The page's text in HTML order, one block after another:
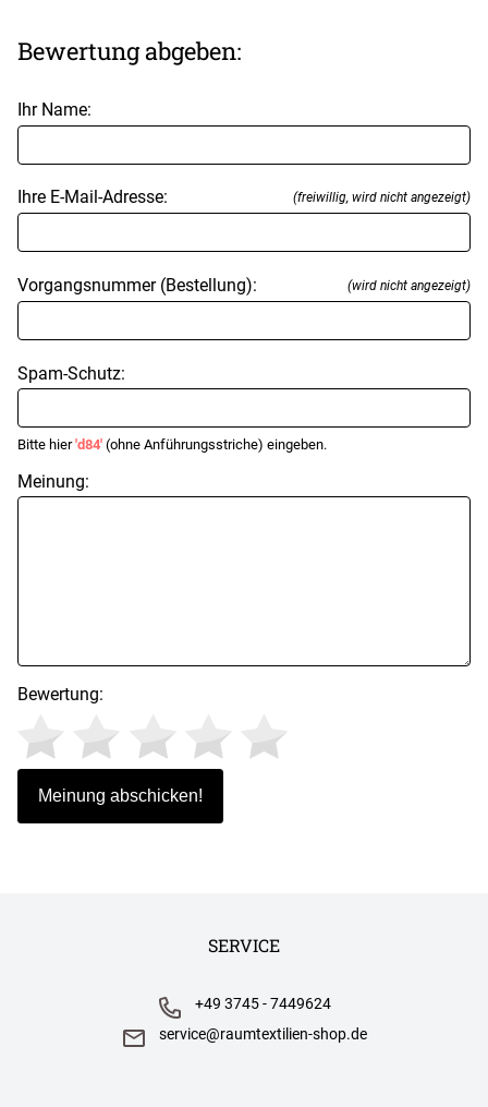
Bewertung abgeben:
Ihr Name:
Ihre E-Mail-Adresse: (freiwillig, wird nicht angezeigt)
Vorgangsnummer (Bestellung): (wird nicht angezeigt)
Spam-Schutz:
Bitte hier'd84' (ohne Anführungsstriche) eingeben.
Meinung:
Bewertung:
SERVICE
+49 3745 - 7449624
service@raumtextilien-shop.de